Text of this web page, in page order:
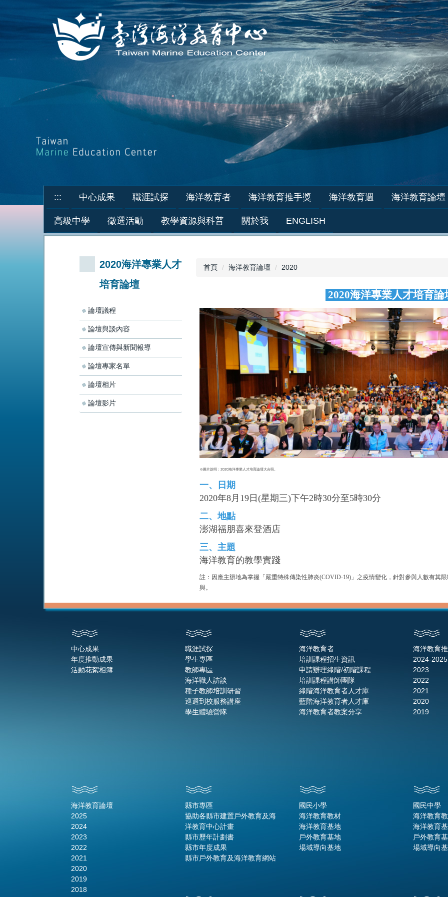
容
::: 中心成果 職涯試探 海洋教育者 海洋教育推手獎 海洋教育週 海洋教育論壇
高級中學 徵選活動 教學資源與科普 關於我 ENGLISH
2020海洋專業人才
培育論壇
論壇議程
論壇與談內容
論壇宣傳與新聞報導
論壇專家名單
論壇相片
論壇影片
首頁 海洋教育論壇 2020
2020海洋專業人才培育
※圖片說明：2020海洋專業人才培育論壇大合照。
一、日期
2020年8月19日(星期三)下午2時30分至5時30分
二、地點
澎湖福朋喜來登酒店
三、主題
海洋教育的教學實踐
註：因應主辦地為掌握「嚴重特殊傳染性肺炎(COVID-19)」之疫情變化，針對參與人數有其
與。
中心成果
年度推動成果
活動花絮相簿
職涯試探
學生專區
教師專區
海洋職人訪談
種子教師培訓研習
巡迴到校服務講座
學生體驗營隊
海洋教育者
培訓課程招生資訊
申請辦理綠階/初階課程
培訓課程講師團隊
綠階海洋教育者人才庫
藍階海洋教育者人才庫
海洋教育者教案分享
海洋教育
2024-2025
2023
2022
2021
2020
2019
海洋教育論壇
2025
2024
2023
2022
2021
2020
2019
2018
縣市專區
協助各縣市建置戶外教育及海
洋教育中心計畫
縣市歷年計劃書
縣市年度成果
縣市戶外教育及海洋教育網站
國民小學
海洋教育教材
海洋教育基地
戶外教育基地
場域導向基地
國民中學
海洋教育
海洋教育
戶外教育
場域導向